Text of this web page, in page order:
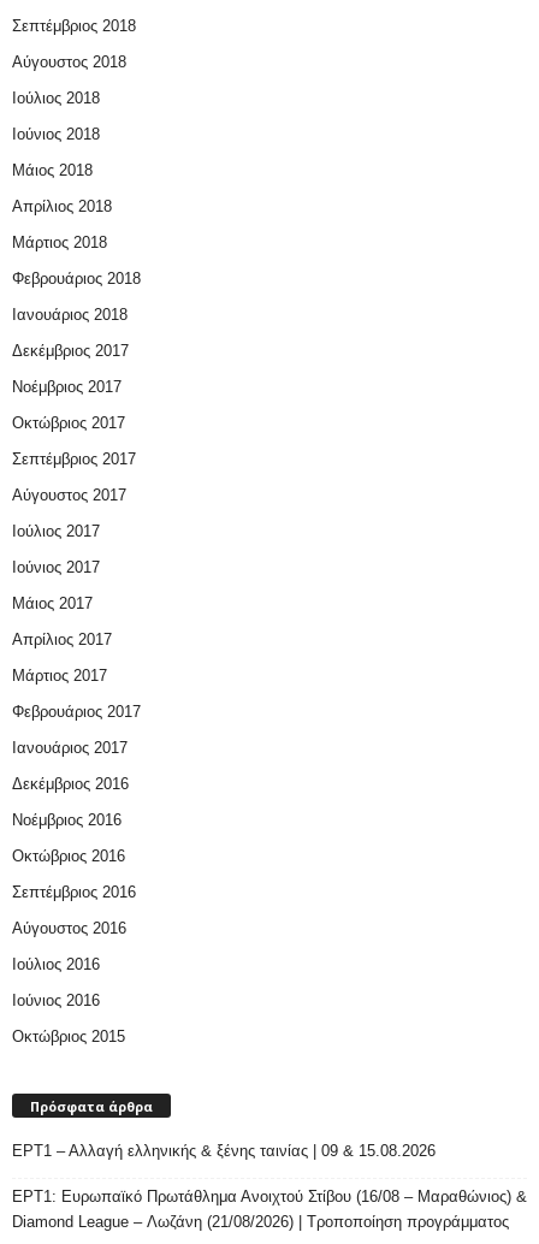
Σεπτέμβριος 2018
Αύγουστος 2018
Ιούλιος 2018
Ιούνιος 2018
Μάιος 2018
Απρίλιος 2018
Μάρτιος 2018
Φεβρουάριος 2018
Ιανουάριος 2018
Δεκέμβριος 2017
Νοέμβριος 2017
Οκτώβριος 2017
Σεπτέμβριος 2017
Αύγουστος 2017
Ιούλιος 2017
Ιούνιος 2017
Μάιος 2017
Απρίλιος 2017
Μάρτιος 2017
Φεβρουάριος 2017
Ιανουάριος 2017
Δεκέμβριος 2016
Νοέμβριος 2016
Οκτώβριος 2016
Σεπτέμβριος 2016
Αύγουστος 2016
Ιούλιος 2016
Ιούνιος 2016
Οκτώβριος 2015
Πρόσφατα άρθρα
ΕΡΤ1 – Αλλαγή ελληνικής & ξένης ταινίας | 09 & 15.08.2026
ΕΡΤ1: Ευρωπαϊκό Πρωτάθλημα Ανοιχτού Στίβου (16/08 – Μαραθώνιος) &
Diamond League – Λωζάνη (21/08/2026) | Τροποποίηση προγράμματος